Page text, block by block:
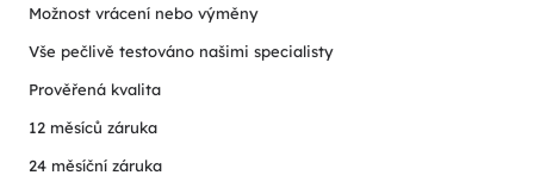
Možnost vrácení nebo výměny
Vše pečlivě testováno našimi specialisty
Prověřená kvalita
12 měsíců záruka
24 měsíční záruka